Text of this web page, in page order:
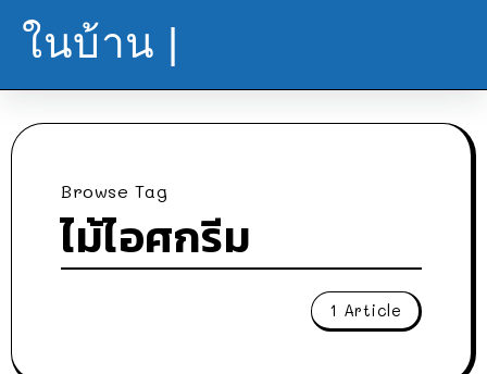
ในบ้าน |
Browse Tag
ไม้ไอศกรีม
1 Article